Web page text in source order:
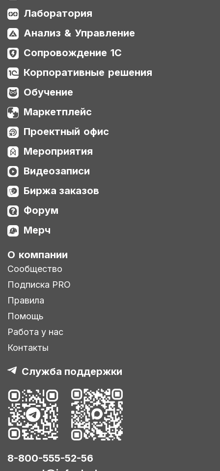
Лаборатория
Анализ & Управление
Сопровождение 1С
Корпоративные решения
Обучение
Маркетплейс
Проектный офис
Мероприятия
Видеозаписи
Биржа заказов
Форум
Мерч
О компании
Сообщество
Подписка PRO
Правила
Помощь
Работа у нас
Контакты
Служба поддержки
8-800-555-52-56